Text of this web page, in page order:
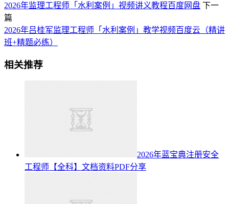
2026年监理工程师「水利案例」视频讲义教程百度网盘 下一
篇
2026年吕桂军监理工程师「水利案例」教学视频百度云（精讲
班+精题必练）
相关推荐
2026年蓝宝典注册安全
工程师【全科】文档资料PDF分享